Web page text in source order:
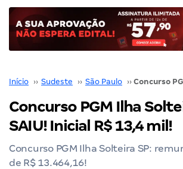
Início ›› Sudeste ›› São Paulo ››
Concurso PGM Ilha
SAIU! Inicial R$ 13,4 mil!
Concurso PGM Ilha Solteira SP:
de R$ 13.464,16!